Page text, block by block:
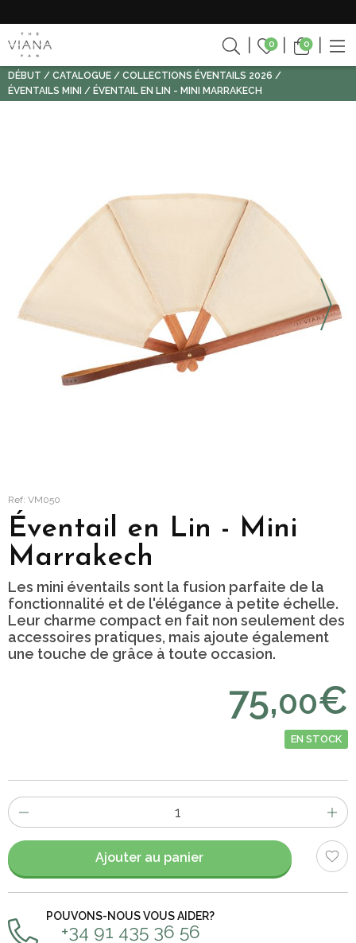
0 0
DÉBUT CATALOGUE
COLLECTIONS ÉVENTAILS 2026
ÉVENTAILS MINI
ÉVENTAIL EN LIN - MINI MARRAKECH
Ref: VM050
Éventail en Lin - Mini
Marrakech
Les mini éventails sont la fusion parfaite de la
fonctionnalité et de l'élégance à petite échelle.
Leur charme compact en fait non seulement des
accessoires pratiques, mais ajoute également
une touche de grâce à toute occasion.
75,00€
EN STOCK
Nombre
d'items
Ajouter au panier
POUVONS-NOUS VOUS AIDER?
+34 91 435 36 56